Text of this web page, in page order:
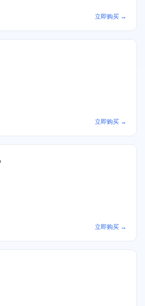
立即购买 →
立即购买 →
立即购买 →